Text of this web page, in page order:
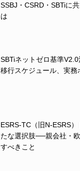
SSBJ・CSRD・SBTiに
は
SBTiネットゼロ基準V2.0
移行スケジュール、実務
ESRS-TC（旧N-ESRS
たな選択肢──親会社・
すべきこと